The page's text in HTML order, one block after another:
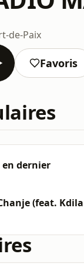
de-Paix
Favoris
dernier
(feat.